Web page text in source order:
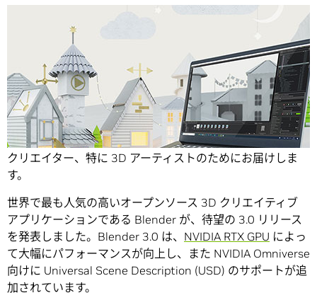
今月の NVIDIA Studio のニュースは、すべてのコンテンツ
クリエイター、特に 3D アーティストのためにお届けしま
す。
世界で最も人気の高いオープンソース 3D クリエイティブ
アプリケーションである Blender が、待望の 3.0 リリース
を発表しました。Blender 3.0 は、 NVIDIA RTX GPU によっ
て大幅にパフォーマンスが向上し、また NVIDIA Omniverse
向けに Universal Scene Description (USD) のサポートが追
加されています。